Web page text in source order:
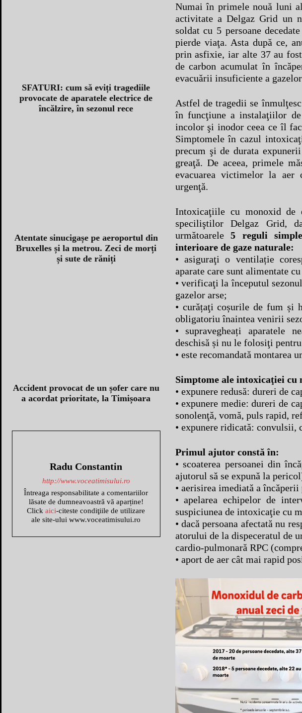
SFATURI: cum să eviți tragediile
provocate de aparatele electrice de
încălzire, în sezonul rece
Atentate sinucigașe pe aeroportul din
Bruxelles și la metrou. Zeci de morți
și sute de răniți
Accident provocat de un șofer care nu
a acordat prioritate, la Timișoara
Radu Constantin
http://www.voceatimisului.ro
Întreaga responsabilitate a comentariilor
lăsate de dumneavoastră vă aparține!
Clickaici-citeste condiţiile de utilizare
ale site-ului www.voceatimisului.ro
Numai în primele nouă luni
activitate a Delgaz Grid un
soldat cu 5 persoane
pierde viaţa. Asta după ce,
prin asfixie, iar alte 37 au
de carbon acumulat în
evacuării insuficiente a
Astfel de tragedii se
în funcţiune a instalaţiilor
incolor şi inodor ceea ce îl
Simptomele în cazul
precum şi de durata
greaţă. De aceea, primele
evacuarea victimelor la aer
urgenţă.
Intoxicaţiile cu monoxid de
speciliştilor Delgaz Grid,
următoarele5 reguli
interioare de gaze naturale:
• asiguraţi o ventilație
aparate care sunt alimentate
• verificaţi la începutul
gazelor arse;
• curățaţi coșurile de fum și
obligatoriu înaintea venirii
• supravegheați aparatele
deschisă și nu le folosiţi
• este recomandată montarea
Simptome ale intoxicaţiei cu
• expunere redusă: dureri de
• expunere medie: dureri de
sonolenţă, vomă, puls rapid,
• expunere ridicată: convulsii,
Primul ajutor constă în:
• scoaterea persoanei din
ajutorul să se expună la
• aerisirea imediată a
• apelarea echipelor de
suspiciunea de intoxicaţie cu
• dacă persoana afectată nu
atorului de la dispeceratul de
cardio-pulmonară RPC
• aport de aer cât mai rapid